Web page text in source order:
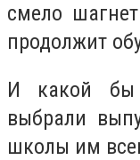
смело
продолжит
И какой бы
выбрали
школы им